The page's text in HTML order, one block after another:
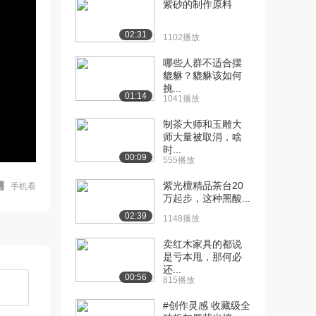
手机看
02:31
紫砂的制作原料
1102播放
01:14
哪些人群不适合摆
貔貅？貔貅该如何
挑...
1041播放
00:09
制茶大师和玉雕大
师大量被取消，啥
时...
555播放
02:39
紫光檀精品茶台20
万起步，这种黑酸...
1148播放
00:56
卖红木家具的都说
是亏本甩，那何必
还...
815播放
#创作灵感 收藏级全